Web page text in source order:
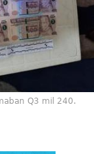
Q3 mil 240.